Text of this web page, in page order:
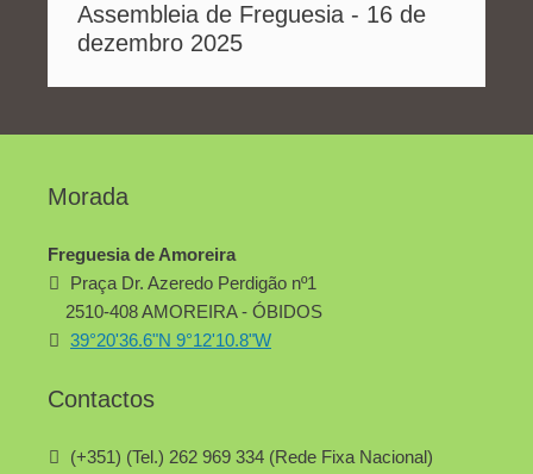
Assembleia de Freguesia - 16 de
dezembro 2025
Morada
Freguesia de Amoreira
Praça Dr. Azeredo Perdigão nº1
2510-408 AMOREIRA - ÓBIDOS
39°20'36.6"N 9°12'10.8"W
Contactos
(+351) (Tel.) 262 969 334 (Rede Fixa Nacional)